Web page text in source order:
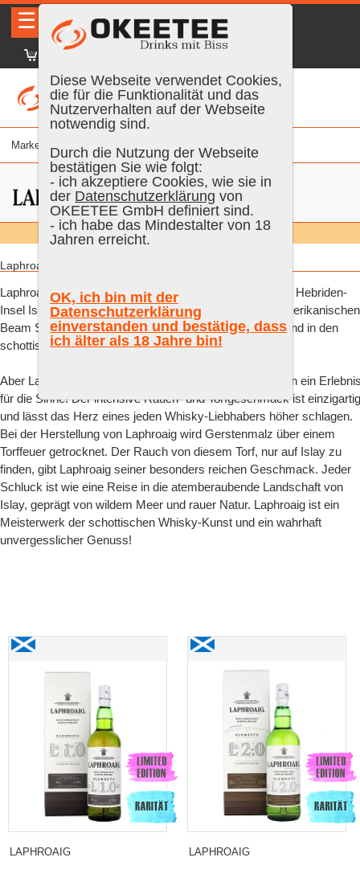
☰ DE EN | Anmelden
Marke % vol. Farbe Inhalt
Suchen: Alle
Laphroaig:
Laphroaig ist eine Whiskybrennerei auf der schottischen Hebriden-
Insel Islay und befindet sich im Besitz des japanisch-amerikanischen
Beam Suntory Konzerns. Die Gebäude der Brennerei sind in den
schottischen Denkmallisten eingeordnet.
Aber Laphroaig ist nicht nur eine Whisky-Marke, sondern ein
für die Sinne! Der intensive Rauch- und Torfgeschmack ist einzigartig
und lässt das Herz eines jeden Whisky-Liebhabers höher schlagen.
Bei der Herstellung von Laphroaig wird Gerstenmalz über einem
Torffeuer getrocknet. Der Rauch von diesem Torf, nur auf Islay zu
finden, gibt Laphroaig seiner besonders reichen Geschmack. Jeder
Schluck ist wie eine Reise in die atemberaubende Landschaft von
Islay, geprägt von wildem Meer und rauer Natur. Laphroaig ist ein
Meisterwerk der schottischen Whisky-Kunst und ein wahrhaft
unvergesslicher Genuss!
Laphroaig «Elements 1.0» Small Batch - Limited
LAPHROAIG
Laphroaig «Elements 2.0»
LAPHROAIG
Diese Webseite verwendet Cookies,
die für die Funktionalität und das
Nutzerverhalten auf der Webseite
notwendig sind.
Durch die Nutzung der Webseite
bestätigen Sie wie folgt:
- ich akzeptiere Cookies, wie sie in
der Datenschutzerklärung von
OKEETEE GmbH definiert sind.
- ich habe das Mindestalter von 18
Jahren erreicht.
OK, ich bin mit der
Datenschutzerklärung
einverstanden und bestätige, dass
ich älter als 18 Jahre bin!